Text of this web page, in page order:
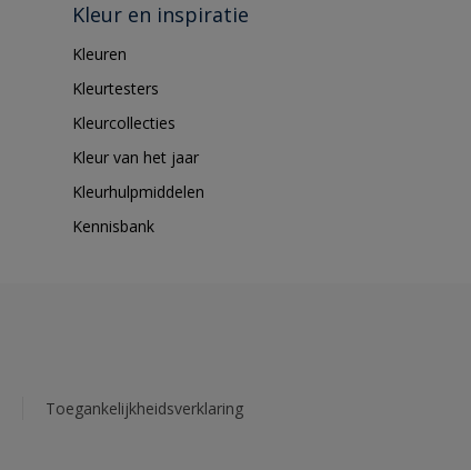
Kleur en inspiratie
Kleuren
Kleurtesters
Kleurcollecties
Kleur van het jaar
Kleurhulpmiddelen
Kennisbank
Toegankelijkheidsverklaring